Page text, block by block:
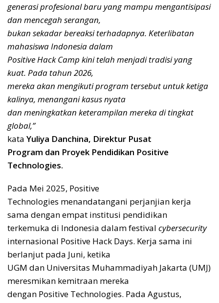
generasi profesional baru yang mampu mengantisipasi
dan mencegah serangan,
bukan sekadar bereaksi terhadapnya. Keterlibatan
mahasiswa Indonesia dalam
Positive Hack Camp kini telah menjadi tradisi yang
kuat. Pada tahun 2026,
mereka akan mengikuti program tersebut untuk ketiga
kalinya, menangani kasus nyata
dan meningkatkan keterampilan mereka di tingkat
global,”
kata Yuliya Danchina, Direktur Pusat
Program dan Proyek Pendidikan Positive
Technologies.
Pada Mei 2025, Positive
Technologies menandatangani perjanjian kerja
sama dengan empat institusi pendidikan
terkemuka di Indonesia dalam festival cybersecurity
internasional Positive Hack Days. Kerja sama ini
berlanjut pada Juni, ketika
UGM dan Universitas Muhammadiyah Jakarta (UMJ)
meresmikan kemitraan mereka
dengan Positive Technologies. Pada Agustus,